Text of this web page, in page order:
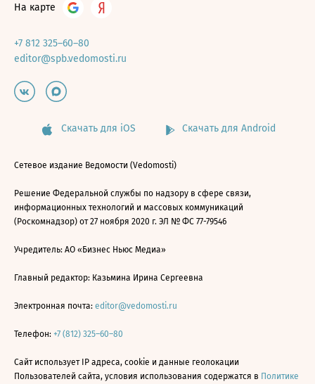
На карте
+7 812 325–60–80
editor@spb.vedomosti.ru
Скачать для iOS Скачать для Android
Сетевое издание Ведомости (Vedomosti)
Решение Федеральной службы по надзору в сфере связи,
информационных технологий и массовых коммуникаций
(Роскомнадзор) от 27 ноября 2020 г. ЭЛ № ФС 77-79546
Учредитель: АО «Бизнес Ньюс Медиа»
Главный редактор: Казьмина Ирина Сергеевна
Электронная почта: editor@vedomosti.ru
Телефон: +7 (812) 325–60–80
Сайт использует IP адреса, cookie и данные геолокации
Пользователей сайта, условия использования содержатся в Политике